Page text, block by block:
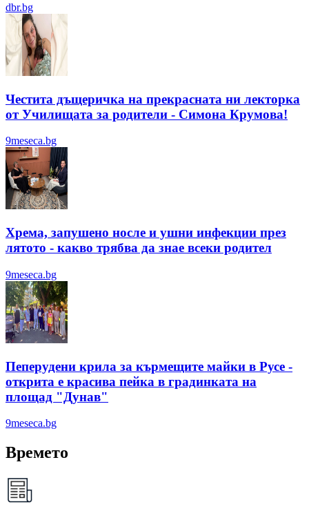
dbr.bg
Честита дъщеричка на прекрасната ни лекторка
от Училищата за родители - Симона Крумова!
9meseca.bg
Хрема, запушено носле и ушни инфекции през
лятотo - какво трябва да знае всеки родител
9meseca.bg
Пеперудени крила за кърмещите майки в Русе -
открита е красива пейка в градинката на
площад "Дунав"
9meseca.bg
Времето